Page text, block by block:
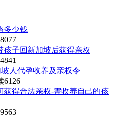
多少钱
孩子回新加坡后获得亲权
人代孕收养及亲权令
6126
获得合法亲权-需收养自己的孩